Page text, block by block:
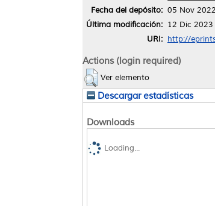
Fecha del depósito: 05 Nov
Última modificación: 12 Dic 2023
URI: http://
Actions (login required)
Ver elemento
Descargar estadísticas
Downloads
Loading...